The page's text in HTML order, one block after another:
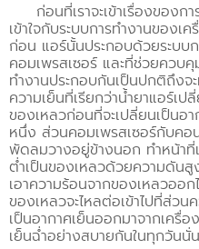
ก่อนที่เราจะเข้าเรื่องของกา
เข้าใจกับระบบการทำงานของเ
ก่อน แอร์นั้นประกอบด้วยระบ
คอมเพรสเซอร์ และที่ช่วยควบ
ทำงานประกอบกันเป็นปกติถึงจะ
ความเย็นที่เรียกว่าน้ำยาแอร์เ
ของเหลวก่อนที่จะเปลี่ยนเป็นอ
หนึ่ง ส่วนคอมเพรสเซอร์กับค
พัดลมวางอยู่ข้างนอก ทำหน้า
ต่ำเป็นของเหลวด้วยความดันสู
เอาความร้อนจากของเหลวออก
ของเหลวจะไหลต่อเข้าไปที่ส่วน
เป็นอากาศเย็นออกมาจากเครื่
เย็นฉ่ำอย่างสบายกันในทุกวันนั่